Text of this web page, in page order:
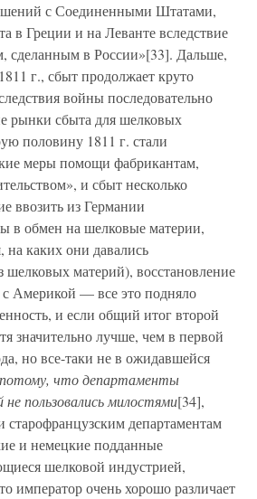
с Соединенными Штатами,
в Греции и на Леванте вследствие
сделанным в России»[33]. Дальше,
г., сбыт продолжает круто
войны последовательно
рынки сбыта для шелковых
половину 1811 г. стали
меры помощи фабрикантам,
и сбыт несколько
ввозить из Германии
в обмен на шелковые материи,
каких они давались
шелковых материй), восстановление
Америкой — все это подняло
и если общий итог второй
значительно лучше, чем в первой
но все-таки не в ожидавшейся
что департаменты
не пользовались милостями[34],
департаментам
и немецкие подданные
шелковой индустрией,
император очень хорошо различает